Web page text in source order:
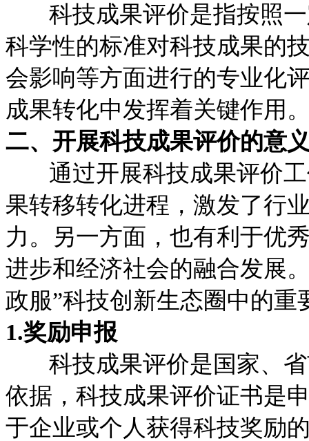
科技成果评价是指按照一
科学性的标准对科技成果的
会影响等方面进行的专业化
成果转化中发挥着关键作用
二、开展科技成果评价的意
通过开展科技成果评价工
果转移转化进程，激发了行
力。另一方面，也有利于优
进步和经济社会的融合发展
政服”科技创新生态圈中的重
1.奖励申报
科技成果评价是国家、省
依据，科技成果评价证书是
于企业或个人获得科技奖励